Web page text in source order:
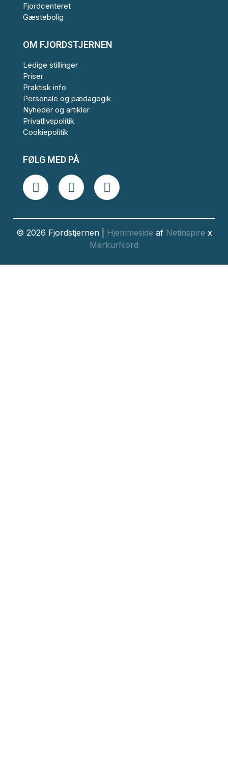
Fjordcenteret
Gæstebolig
OM FJORDSTJERNEN
Ledige stillinger
Priser
Praktisk info
Personale og pædagogik
Nyheder og artikler
Privatlivspolitik
Cookiepolitik
FØLG MED PÅ
© 2026 Fjordstjernen | Hjemmeside af Netinspire x
MerkurNord